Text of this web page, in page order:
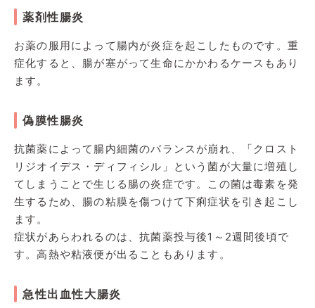
薬剤性腸炎
お薬の服用によって腸内が炎症を起こしたものです。重
症化すると、腸が塞がって生命にかかわるケースもあり
ます。
偽膜性腸炎
抗菌薬によって腸内細菌のバランスが崩れ、「クロスト
リジオイデス・ディフィシル」という菌が大量に増殖し
てしまうことで生じる腸の炎症です。この菌は毒素を発
生するため、腸の粘膜を傷つけて下痢症状を引き起こし
ます。
症状があらわれるのは、抗菌薬投与後1～2週間後頃で
す。高熱や粘液便が出ることもあります。
急性出血性大腸炎